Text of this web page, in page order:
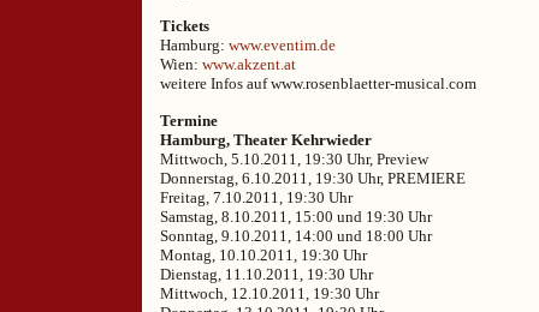
Tickets
Hamburg: www.eventim.de
Wien: www.akzent.at
weitere Infos auf www.rosenblaetter-musical.com
Termine
Hamburg, Theater Kehrwieder
Mittwoch, 5.10.2011, 19:30 Uhr, Preview
Donnerstag, 6.10.2011, 19:30 Uhr, PREMIERE
Freitag, 7.10.2011, 19:30 Uhr
Samstag, 8.10.2011, 15:00 und 19:30 Uhr
Sonntag, 9.10.2011, 14:00 und 18:00 Uhr
Montag, 10.10.2011, 19:30 Uhr
Dienstag, 11.10.2011, 19:30 Uhr
Mittwoch, 12.10.2011, 19:30 Uhr